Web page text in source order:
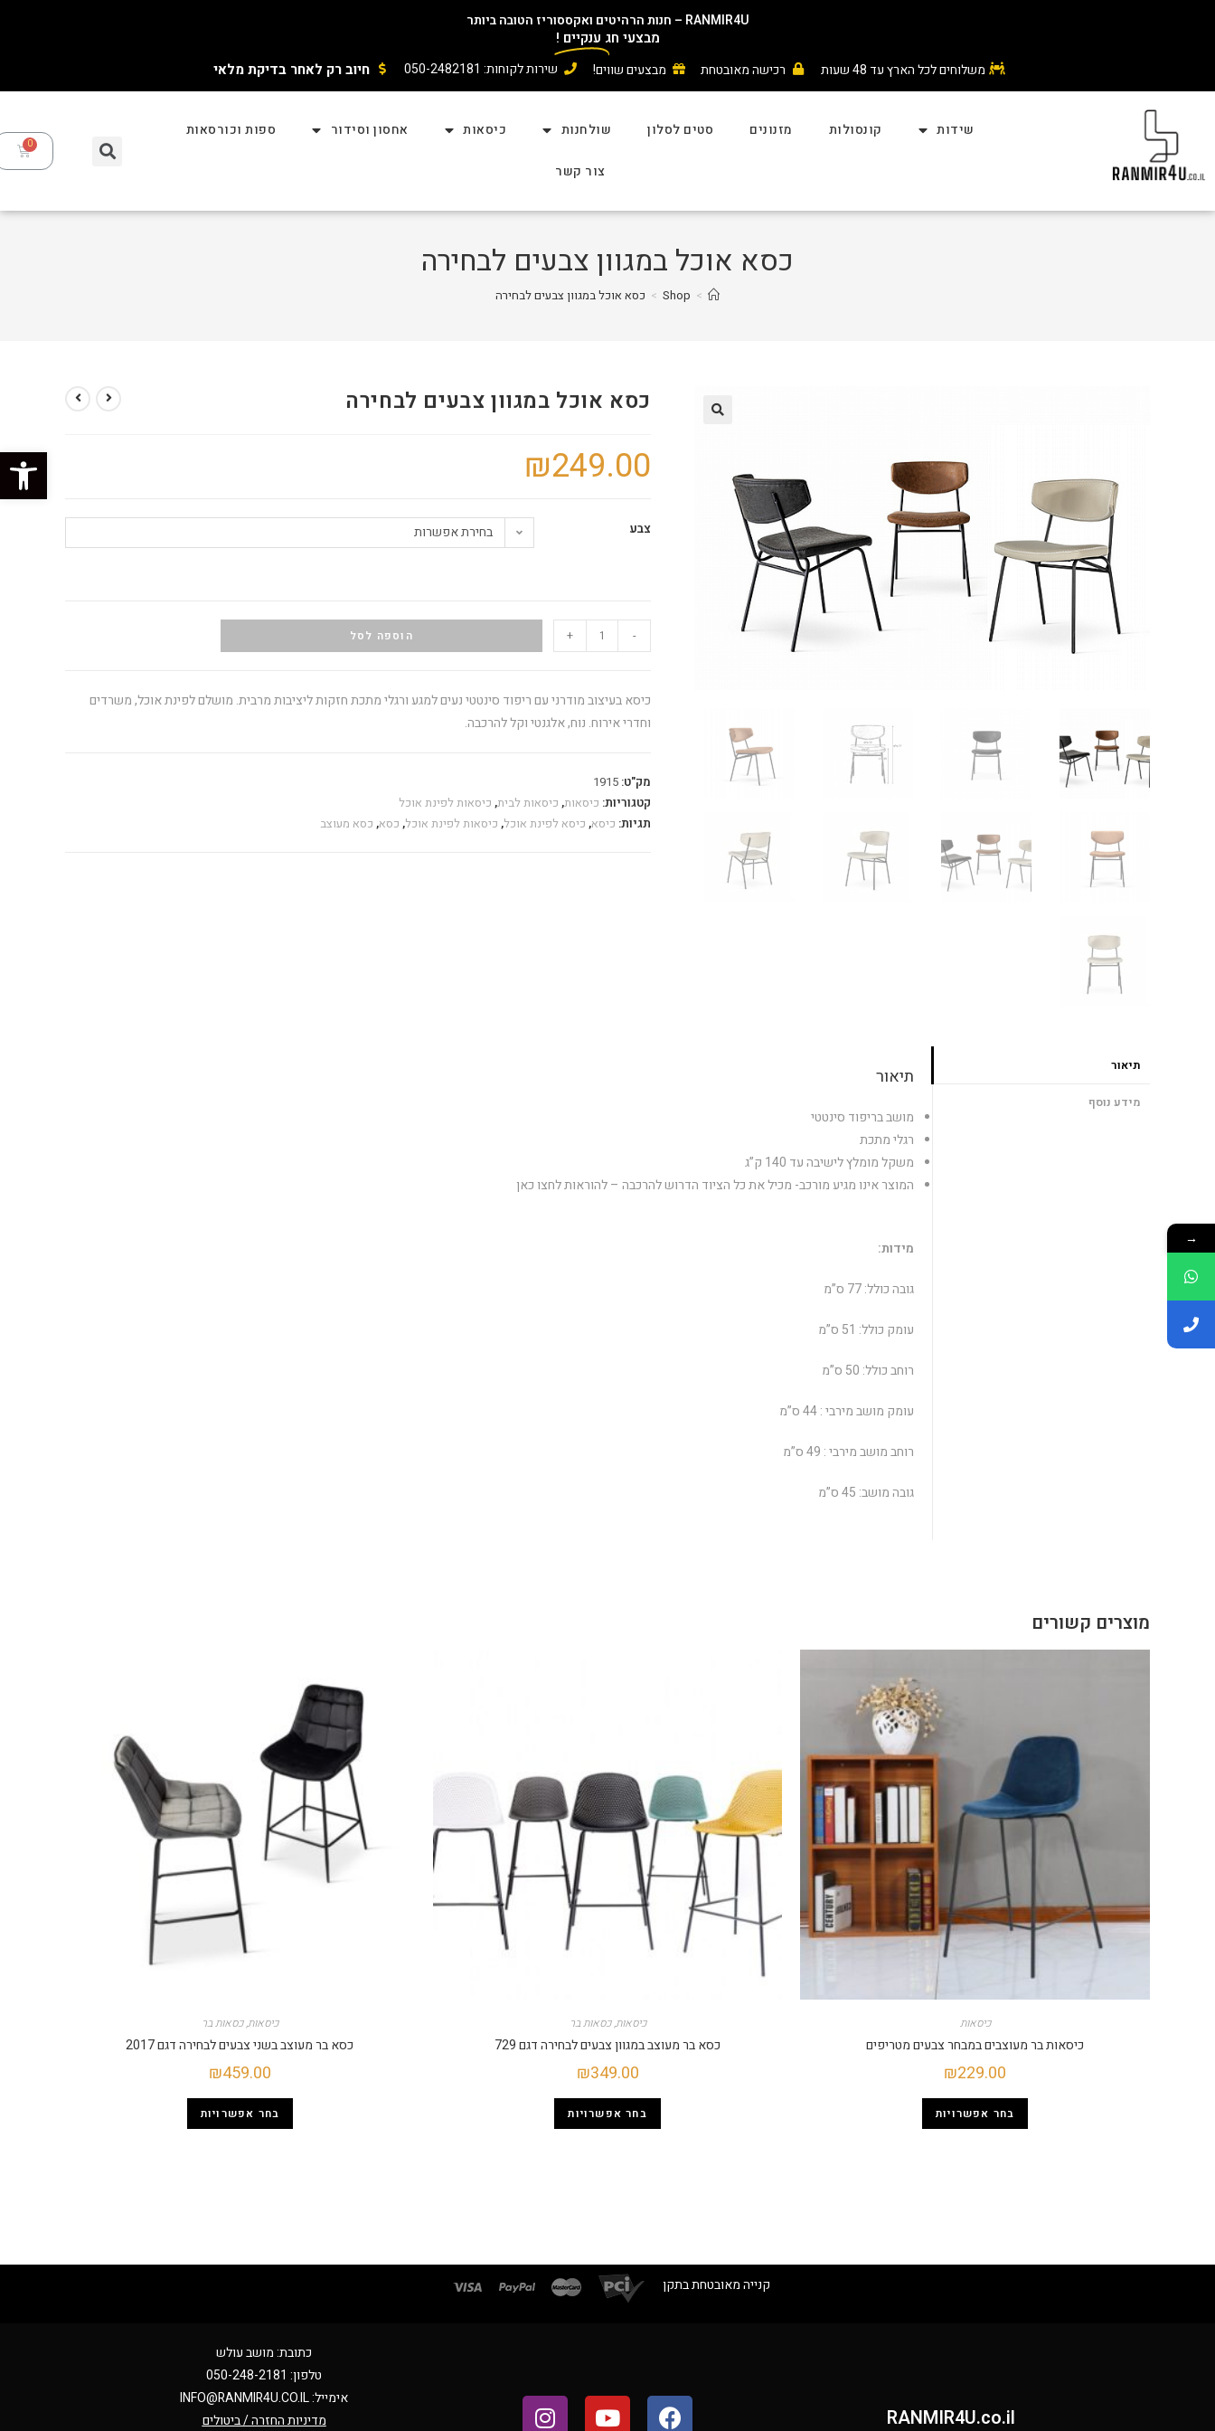
פתח סרגל נגישות
RANMIR4U – חנות הרהיטים ואקססוריז הטובה ביותר
מבצעי חג ענקיים !
משלוחים לכל הארץ עד 48 שעות רכישה מאובטחת מבצעים שווים! שירות לקוחות: 050-2482181 חיוב רק לאחר בדיקת מלאי ​
שידות קונסולות מזנונים סטים לסלון שולחנות כיסאות אחסון וסידור ספות וכורסאות
צור קשר
כסא אוכל במגוון צבעים לבחירה
>
Shop
> כסא אוכל במגוון צבעים לבחירה
כסא אוכל במגוון צבעים לבחירה
₪249.00
צבע בחירת אפשרות
-
+ הוספה לסל
כיסא בעיצוב מודרני עם ריפוד סינטטי נעים למגע ורגלי מתכת חזקות ליציבות מרבית. מושלם לפינת אוכל, משרדים
וחדרי אירוח. נוח, אלגנטי וקל להרכבה.
מק"ט: 1915
קטגוריות: כיסאות, כיסאות לבית, כיסאות לפינת אוכל
תגיות: כיסא, כיסא לפינת אוכל, כיסאות לפינת אוכל, כסא, כסא מעוצב
תיאור
מידע נוסף
תיאור
מושב בריפוד סינטטי
רגלי מתכת
משקל מומלץ לישיבה עד 140 ק”ג
המוצר אינו מגיע מורכב- מכיל את כל הציוד הדרוש להרכבה – להוראות לחצו כאן
מידות:
גובה כולל: 77 ס”מ
עומק כולל: 51 ס”מ
רוחב כולל: 50 ס”מ
עומק מושב מירבי : 44 ס”מ
רוחב מושב מירבי : 49 ס”מ
גובה מושב: 45 ס”מ
מוצרים קשורים
כיסאות
כיסאות בר מעוצבים במבחר צבעים מטריפים
₪229.00
בחר אפשרויות
כיסאות,כסאות בר
כסא בר מעוצב במגוון צבעים לבחירה דגם 729
₪349.00
בחר אפשרויות
כיסאות,כסאות בר
כסא בר מעוצב בשני צבעים לבחירה דגם 2017
₪459.00
בחר אפשרויות
קנייה מאובטחת בתקן
RANMIR4U.co.il
כתובת: מושב עולש
טלפון: 050-248-2181
אימייל:INFO@RANMIR4U.CO.IL
מדיניות החזרה / ביטולים
→